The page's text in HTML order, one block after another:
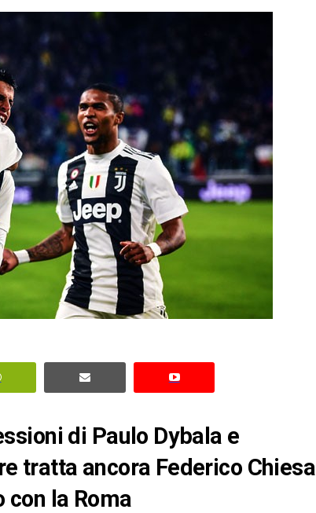
di Paulo Dybala e
tratta ancora Federico Chiesa
con la Roma